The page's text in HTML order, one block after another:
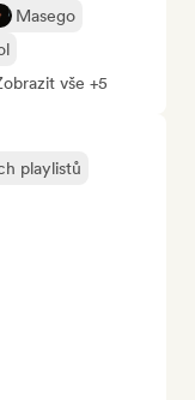
Masego
vše +5
playlistů